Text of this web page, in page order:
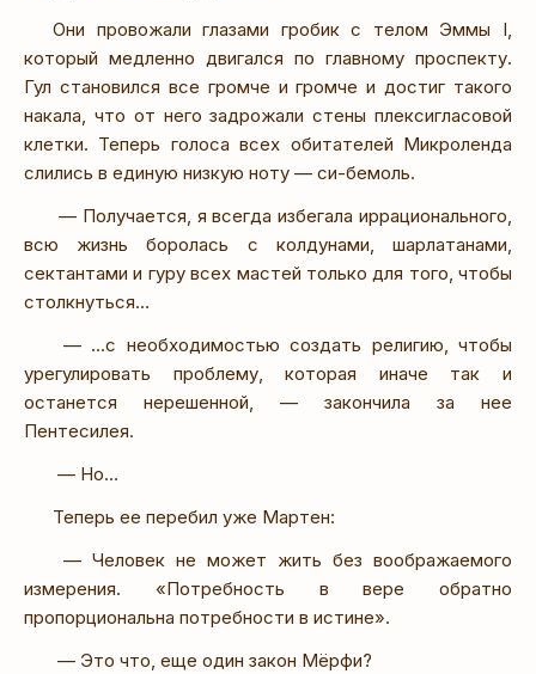
Они провожали глазами гробик с телом Эммы I,
который медленно двигался по главному проспекту.
Гул становился все громче и громче и достиг такого
накала, что от него задрожали стены плексигласовой
клетки. Теперь голоса всех обитателей Микроленда
слились в единую низкую ноту — си-бемоль.
— Получается, я всегда избегала иррационального,
всю жизнь боролась с колдунами, шарлатанами,
сектантами и гуру всех мастей только для того, чтобы
столкнуться…
— …с необходимостью создать религию, чтобы
урегулировать проблему, которая иначе так и
останется нерешенной, — закончила за нее
Пентесилея.
— Но…
Теперь ее перебил уже Мартен:
— Человек не может жить без воображаемого
измерения. «Потребность в вере обратно
пропорциональна потребности в истине».
— Это что, еще один закон Мёрфи?